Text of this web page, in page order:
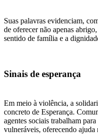
Suas palavras evidenciam,
de oferecer não apenas
sentido de família e a
Sinais de esperança
Em meio à violência, a
concreto de Esperança.
agentes sociais trabalham
vulneráveis, oferecendo